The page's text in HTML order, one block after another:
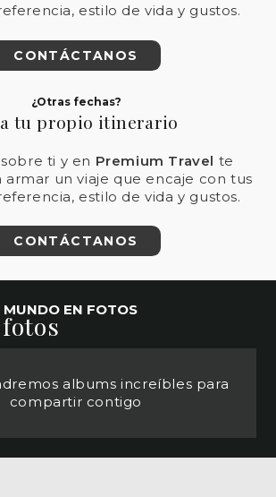
estilo de vida y gustos.
CONTÁCTANOS
¿Otras fechas?
tu propio itinerario
ti y en Premium Travel te
armar un viaje que encaje con tus
estilo de vida y gustos.
CONTÁCTANOS
MUNDO EN FOTOS
albums increíbles para
compartir contigo